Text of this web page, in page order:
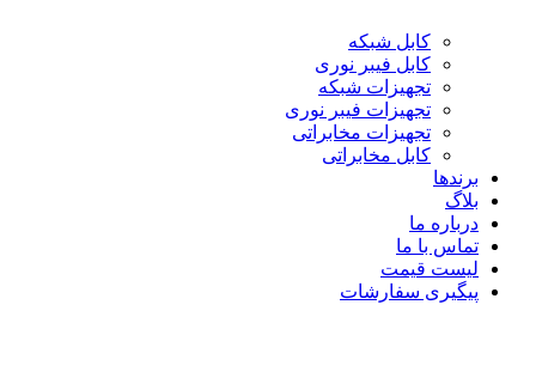
کابل شبکه
کابل فیبر نوری
تجهیزات شبکه
تجهیزات فیبر نوری
تجهیزات مخابراتی
کابل مخابراتی
برندها
بلاگ
درباره ما
تماس با ما
لیست قیمت
پیگیری سفارشات